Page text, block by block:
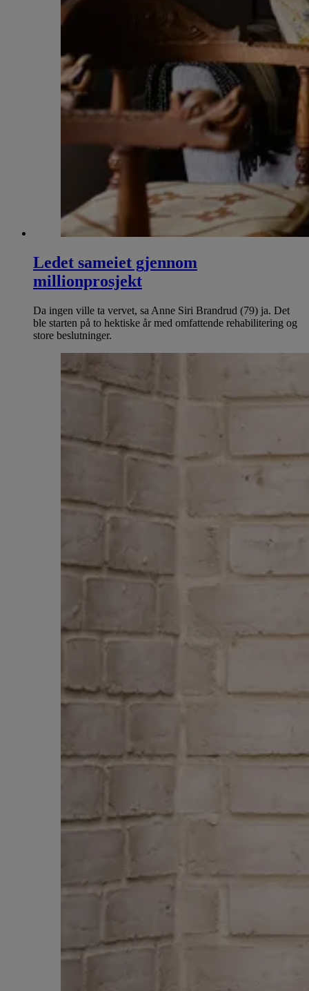
Ledet sameiet gjennom
millionprosjekt
Da ingen ville ta vervet, sa Anne Siri Brandrud (79) ja. Det
ble starten på to hektiske år med omfattende rehabilitering og
store beslutninger.